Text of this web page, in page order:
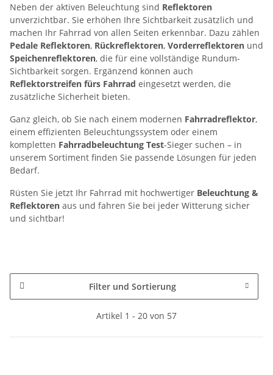
Neben der aktiven Beleuchtung sind Reflektoren
unverzichtbar. Sie erhöhen Ihre Sichtbarkeit zusätzlich und
machen Ihr Fahrrad von allen Seiten erkennbar. Dazu zählen
Pedale Reflektoren, Rückreflektoren, Vorderreflektoren und
Speichenreflektoren, die für eine vollständige Rundum-
Sichtbarkeit sorgen. Ergänzend können auch
Reflektorstreifen fürs Fahrrad eingesetzt werden, die
zusätzliche Sicherheit bieten.
Ganz gleich, ob Sie nach einem modernen Fahrradreflektor,
einem effizienten Beleuchtungssystem oder einem
kompletten Fahrradbeleuchtung Test-Sieger suchen – in
unserem Sortiment finden Sie passende Lösungen für jeden
Bedarf.
Rüsten Sie jetzt Ihr Fahrrad mit hochwertiger Beleuchtung &
Reflektoren aus und fahren Sie bei jeder Witterung sicher
und sichtbar!
Filter und Sortierung
Artikel 1 - 20 von 57